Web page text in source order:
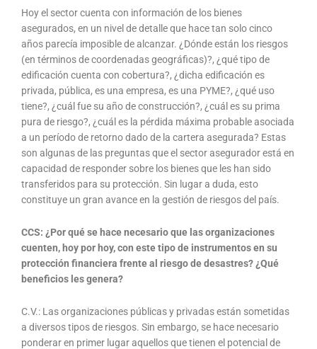
Hoy el sector cuenta con información de los bienes
asegurados, en un nivel de detalle que hace tan solo cinco
años parecía imposible de alcanzar. ¿Dónde están los riesgos
(en términos de coordenadas geográficas)?, ¿qué tipo de
edificación cuenta con cobertura?, ¿dicha edificación es
privada, pública, es una empresa, es una PYME?, ¿qué uso
tiene?, ¿cuál fue su año de construcción?, ¿cuál es su prima
pura de riesgo?, ¿cuál es la pérdida máxima probable asociada
a un período de retorno dado de la cartera asegurada? Estas
son algunas de las preguntas que el sector asegurador está en
capacidad de responder sobre los bienes que les han sido
transferidos para su protección. Sin lugar a duda, esto
constituye un gran avance en la gestión de riesgos del país.
CCS: ¿Por qué se hace necesario que las organizaciones
cuenten, hoy por hoy, con este tipo de instrumentos en su
protección financiera frente al riesgo de desastres? ¿Qué
beneficios les genera?
C.V.: Las organizaciones públicas y privadas están sometidas
a diversos tipos de riesgos. Sin embargo, se hace necesario
ponderar en primer lugar aquellos que tienen el potencial de